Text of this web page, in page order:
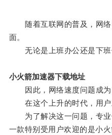
随着互联网的普及，网络
面。
无论是上班办公还是下班
小火箭加速器下载地址
因此，网络速度问题成为
在这个上升的时代，用户
为了解决这一问题，专业
一款特别受用户欢迎的是小火